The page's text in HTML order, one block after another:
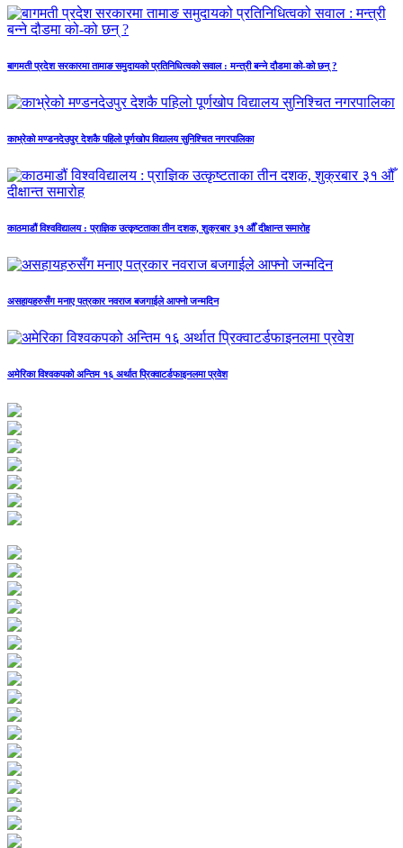
बागमती प्रदेश सरकारमा तामाङ समुदायको प्रतिनिधित्वको सवाल : मन्त्री बन्ने दौडमा को‐को छन् ?
काभ्रेको मण्डनदेउपुर देशकै पहिलो पूर्णखोप विद्यालय सुनिश्चित नगरपालिका
काठमाडौं विश्वविद्यालय : प्राज्ञिक उत्कृष्टताका तीन दशक, शुक्रबार ३१ औँ दीक्षान्त समारोह
असहायहरुसँग मनाए पत्रकार नवराज बजगाईले आफ्नो जन्मदिन
अमेरिका विश्वकपको अन्तिम १६ अर्थात प्रिक्वाटर्डफाइनलमा प्रवेश